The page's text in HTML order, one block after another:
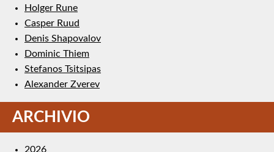
Holger Rune
Casper Ruud
Denis Shapovalov
Dominic Thiem
Stefanos Tsitsipas
Alexander Zverev
ARCHIVIO
2026